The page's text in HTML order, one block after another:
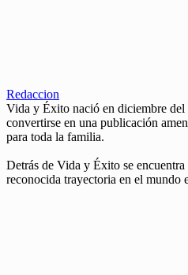
Redaccion
Vida y Éxito nació en diciembre
convertirse en una publicación
para toda la familia.
Detrás de Vida y Éxito se
reconocida trayectoria en el mundo